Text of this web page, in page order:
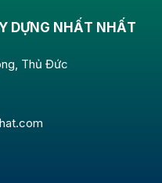
DỰNG NHẤT NHẤT
Thủ Đức